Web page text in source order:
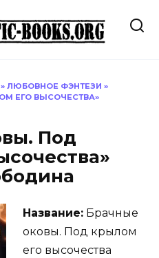
» ЛЮБОВНОЕ ФЭНТЕЗИ »
ЕГО ВЫСОЧЕСТВА»
Под
Название: Брачные
оковы. Под крылом
его высочества